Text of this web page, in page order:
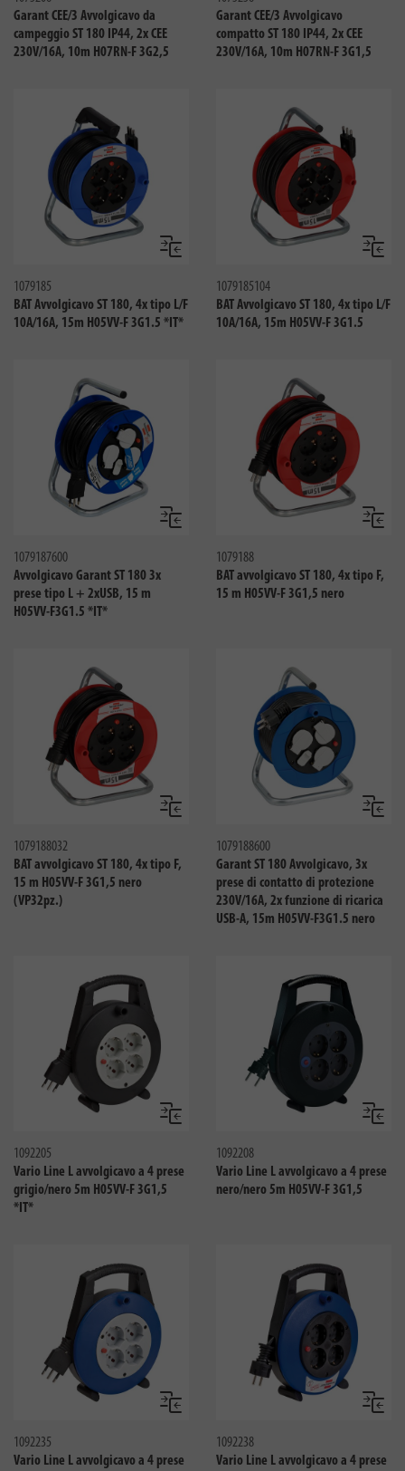
Garant CEE/3 Avvolgicavo da
campeggio ST 180 IP44, 2x CEE
230V/16A, 10m H07RN-F 3G2,5
Garant CEE/3 Avvolgicavo
compatto ST 180 IP44, 2x CEE
230V/16A, 10m H07RN-F 3G1,5
Confronta
1079185
BAT Avvolgicavo ST 180, 4x tipo L/F
10A/16A, 15m H05VV-F 3G1.5 *IT*
1079185104
BAT Avvolgicavo ST 180, 4x tipo L/F
10A/16A, 15m H05VV-F 3G1.5
Confronta
1079187600
Avvolgicavo Garant ST 180 3x
prese tipo L + 2xUSB, 15 m
H05VV-F3G1.5 *IT*
1079188
BAT avvolgicavo ST 180, 4x tipo F,
15 m H05VV-F 3G1,5 nero
Confronta
1079188032
BAT avvolgicavo ST 180, 4x tipo F,
15 m H05VV-F 3G1,5 nero
(VP32pz.)
1079188600
Garant ST 180 Avvolgicavo, 3x
prese di contatto di protezione
230V/16A, 2x funzione di ricarica
USB-A, 15m H05VV-F3G1.5 nero
Confronta
1092205
Vario Line L avvolgicavo a 4 prese
grigio/nero 5m H05VV-F 3G1,5
*IT*
1092208
Vario Line L avvolgicavo a 4 prese
nero/nero 5m H05VV-F 3G1,5
Confronta
1092235
Vario Line L avvolgicavo a 4 prese
1092238
Vario Line L avvolgicavo a 4 prese